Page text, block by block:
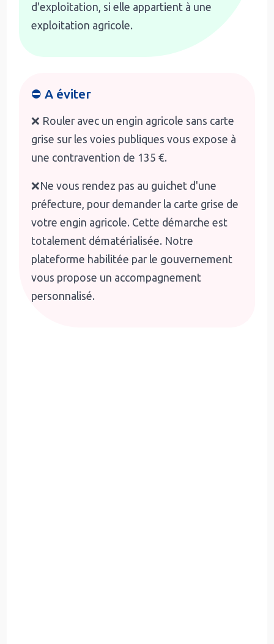
d'exploitation, si elle appartient à une
exploitation agricole.
⛔ A éviter
❌ Rouler avec un engin agricole sans carte
grise sur les voies publiques vous expose à
une contravention de 135 €.
❌Ne vous rendez pas au guichet d'une
préfecture, pour demander la carte grise de
votre engin agricole. Cette démarche est
totalement dématérialisée. Notre
plateforme habilitée par le gouvernement
vous propose un accompagnement
personnalisé.